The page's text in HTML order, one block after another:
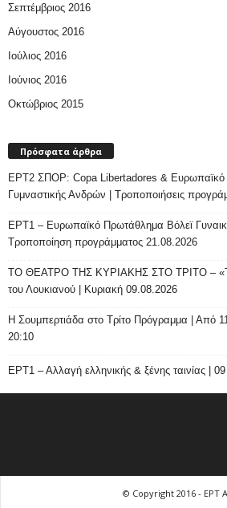
Σεπτέμβριος 2016
Αύγουστος 2016
Ιούλιος 2016
Ιούνιος 2016
Οκτώβριος 2015
Πρόσφατα άρθρα
ΕΡΤ2 ΣΠΟΡ: Copa Libertadores &
Γυμναστικής Ανδρών | Τροποποιήσεις
ΕΡΤ1 – Ευρωπαϊκό Πρωτάθλημα Βόλεϊ
Τροποποίηση προγράμματος 21.08.2026
ΤΟ ΘΕΑΤΡΟ ΤΗΣ ΚΥΡΙΑΚΗΣ ΣΤΟ ΤΡΙΤΟ –
του Λουκιανού | Κυριακή 09.08.2026
H Σουμπερτιάδα στο Τρίτο Πρόγραμμα | Από
20:10
ΕΡΤ1 – Αλλαγή ελληνικής & ξένης ταινίας |
© Copyright 2016 - ΕΡΤ